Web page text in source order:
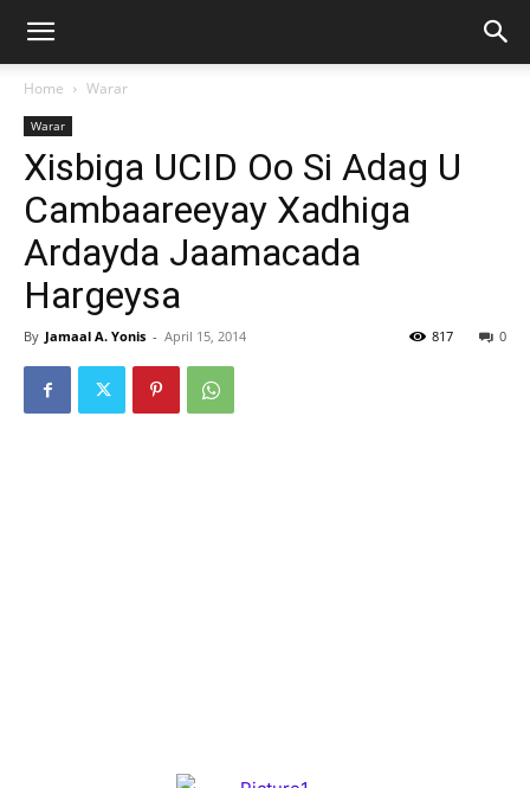
Home Warar
Warar
Xisbiga UCID Oo Si Adag U
Cambaareeyay Xadhiga
Ardayda Jaamacada
Hargeysa
By Jamaal A. Yonis - April 15, 2014 0
817